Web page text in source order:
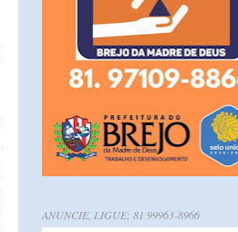
ANUNCIE, LIGUE; 81 99963-8966